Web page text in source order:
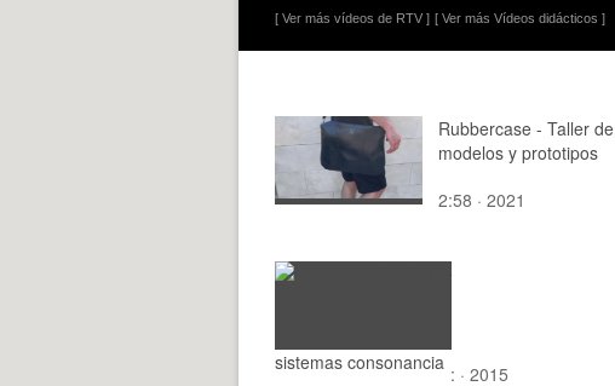
[ Ver más vídeos de RTV ] [ Ver más Vídeos didácticos ]
Rubbercase - Taller de
modelos y prototipos
2:58 · 2021
sistemas consonancia : · 2015